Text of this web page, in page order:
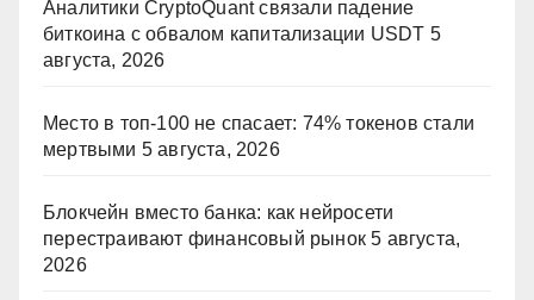
Аналитики CryptoQuant связали падение
биткоина с обвалом капитализации USDT 5
августа, 2026
Место в топ-100 не спасает: 74% токенов стали
мертвыми 5 августа, 2026
Блокчейн вместо банка: как нейросети
перестраивают финансовый рынок 5 августа,
2026